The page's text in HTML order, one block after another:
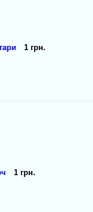
1 грн.
1 грн.